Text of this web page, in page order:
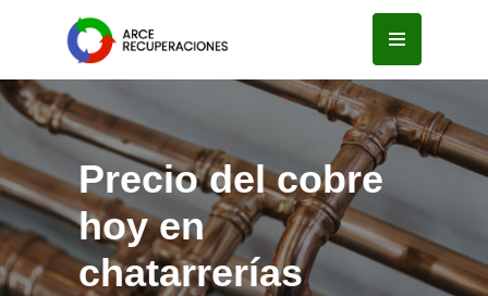
al
contenido
Precio del cobre
hoy en
chatarrerías